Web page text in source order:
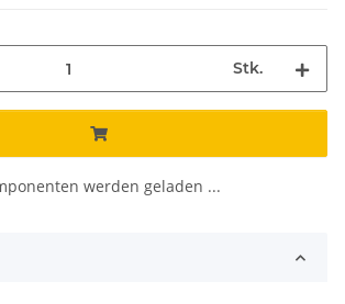
Stk.
werden geladen ...